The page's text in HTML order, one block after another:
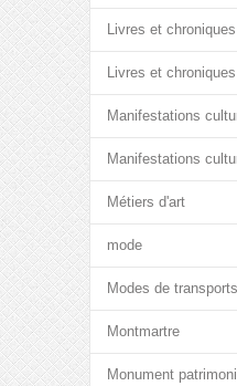
Livres et
Livres et
Manifestations
Manifestations
Métiers d'art
mode
Modes de
Montmartre
Monument